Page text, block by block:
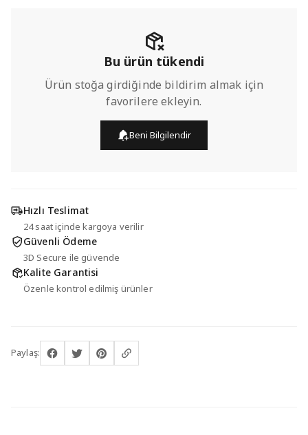
Bu ürün tükendi
Ürün stoğa girdiğinde bildirim almak için
favorilere ekleyin.
Beni Bilgilendir
Hızlı Teslimat
24 saat içinde kargoya verilir
Güvenli Ödeme
3D Secure ile güvende
Kalite Garantisi
Özenle kontrol edilmiş ürünler
Paylaş: